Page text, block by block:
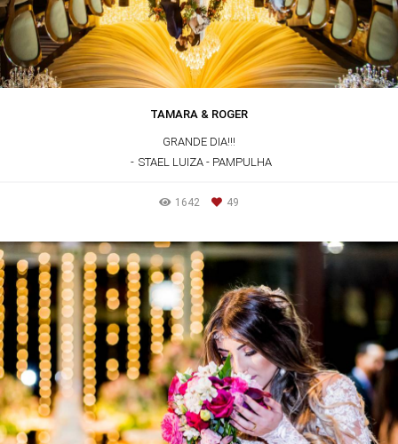
TAMARA & ROGER
GRANDE DIA!!!
STAEL LUIZA - PAMPULHA
1642 49